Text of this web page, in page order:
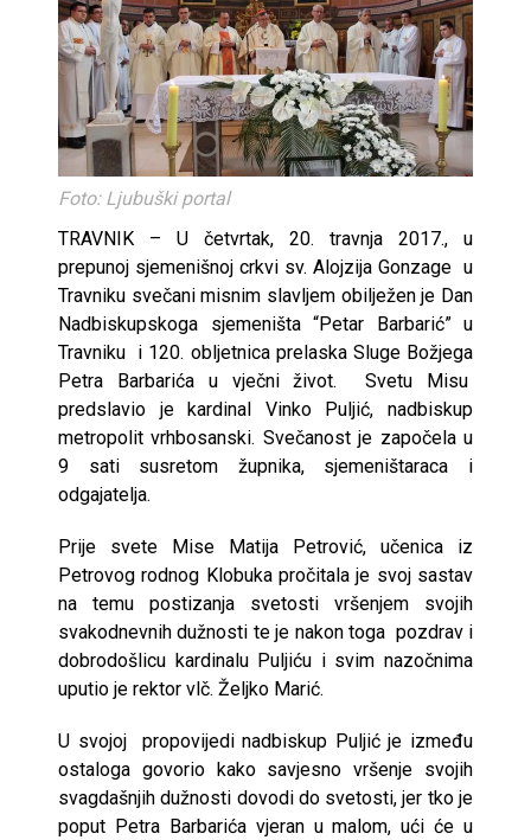
Foto: Ljubuški portal
TRAVNIK – U četvrtak, 20. travnja 2017., u
prepunoj sjemenišnoj crkvi sv. Alojzija Gonzage u
Travniku svečani misnim slavljem obilježen je Dan
Nadbiskupskoga sjemeništa “Petar Barbarić” u
Travniku i 120. obljetnica prelaska Sluge Božjega
Petra Barbarića u vječni život. Svetu Misu
predslavio je kardinal Vinko Puljić, nadbiskup
metropolit vrhbosanski. Svečanost je započela u
9 sati susretom župnika, sjemeništaraca i
odgajatelja.
Prije svete Mise Matija Petrović, učenica iz
Petrovog rodnog Klobuka pročitala je svoj sastav
na temu postizanja svetosti vršenjem svojih
svakodnevnih dužnosti te je nakon toga pozdrav i
dobrodošlicu kardinalu Puljiću i svim nazočnima
uputio je rektor vlč. Željko Marić.
U svojoj propovijedi nadbiskup Puljić je između
ostaloga govorio kako savjesno vršenje svojih
svagdašnjih dužnosti dovodi do svetosti, jer tko je
poput Petra Barbarića vjeran u malom, ući će u